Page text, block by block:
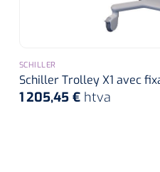
SCHILLER
Schiller Trolley X1 avec
1 205,45 € htva